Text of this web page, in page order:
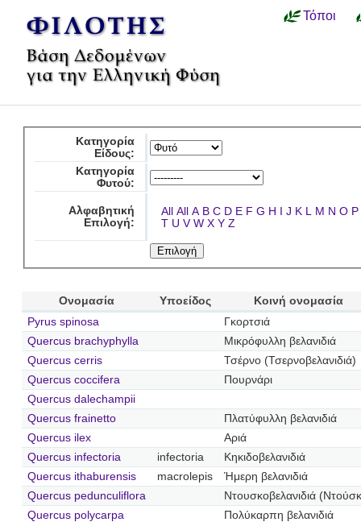
Τόποι
Κατηγορία
Είδους:
Κατηγορία
Φυτού:
Αλφαβητική
Επιλογή:
All All A B C D E F G H I J K L M N O P
T U V W X Y Z
Ονομασία Υποείδος
Κοινή ονομασία
Pyrus spinosa
Γκορτσιά
Quercus brachyphylla
Μικρόφυλλη βελανιδιά
Quercus cerris
Τσέρνο (Τσερνοβελανιδιά)
Quercus coccifera
Πουρνάρι
Quercus dalechampii
Quercus frainetto
Πλατύφυλλη βελανιδιά
Quercus ilex
Αριά
Quercus infectoria
infectoria
Κηκιδοβελανιδιά
Quercus ithaburensis
macrolepis
Ήμερη βελανιδιά
Quercus pedunculiflora
Ντουσκοβελανιδιά
Quercus polycarpa
Πολύκαρπη βελανιδιά